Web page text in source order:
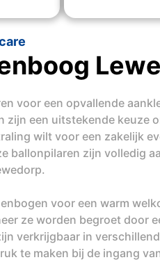
voor een opvallende
zijn een uitstekende keuze
wilt voor een zakelijk
ballonpilaren zijn volledig
voor een warm
ze worden begroet door
verkrijgbaar in
te maken bij de ingang